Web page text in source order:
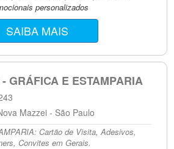
personalizados
SAIBA MAIS
GRÁFICA E ESTAMPARIA
Mazzei - São Paulo
Cartão de Visita, Adesivos,
Convites em Gerais.